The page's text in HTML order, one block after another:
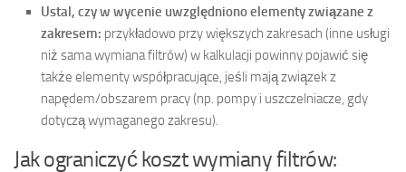
Ustal, czy w wycenie uwzględniono elementy związane z
zakresem: przykładowo przy większych zakresach (inne usługi
niż sama wymiana filtrów) w kalkulacji powinny pojawić się
także elementy współpracujące, jeśli mają związek z
napędem/obszarem pracy (np. pompy i uszczelniacze, gdy
dotyczą wymaganego zakresu).
Jak ograniczyć koszt wymiany filtrów: